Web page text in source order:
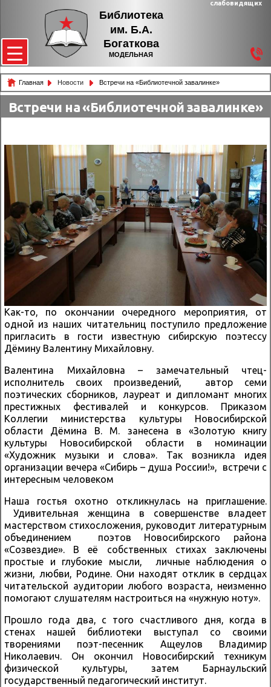
Библиотека
им. Б.А.
Богаткова
МОДЕЛЬНАЯ
слабовидящих
Главная Новости Встречи на «Библиотечной завалинке»
Встречи на «Библиотечной завалинке»
Как-то, по окончании очередного мероприятия, от
одной из наших читательниц поступило предложение
пригласить в гости известную сибирскую поэтессу
Дёмину Валентину Михайловну.
Валентина Михайловна – замечательный чтец-
исполнитель своих произведений, автор семи
поэтических сборников, лауреат и дипломант многих
престижных фестивалей и конкурсов. Приказом
Коллегии министерства культуры Новосибирской
области Дёмина В. М. занесена в «Золотую книгу
культуры Новосибирской области в номинации
«Художник музыки и слова». Так возникла идея
организации вечера «Сибирь – душа России!», встречи с
интересным человеком
Наша гостья охотно откликнулась на приглашение.
Удивительная женщина в совершенстве владеет
мастерством стихосложения, руководит литературным
объединением поэтов Новосибирского района
«Созвездие». В её собственных стихах заключены
простые и глубокие мысли, личные наблюдения о
жизни, любви, Родине. Они находят отклик в сердцах
читательской аудитории любого возраста, неизменно
помогают слушателям настроиться на «нужную ноту».
Прошло года два, с того счастливого дня, когда в
стенах нашей библиотеки выступал со своими
творениями поэт-песенник Ащеулов Владимир
Николаевич. Он окончил Новосибирский техникум
физической культуры, затем Барнаульский
государственный педагогический институт.